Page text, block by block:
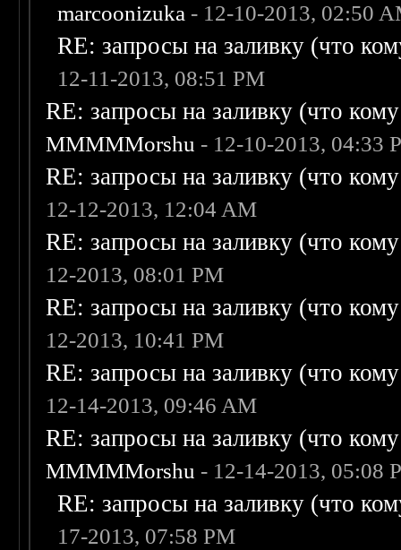
marcoonizuka - 12-10-2013, 02:50
RE: запросы на заливку (что
12-11-2013, 08:51 PM
RE: запросы на заливку (что
MMMMMorshu - 12-10-2013, 04:33
RE: запросы на заливку (что
12-12-2013, 12:04 AM
RE: запросы на заливку (что
12-2013, 08:01 PM
RE: запросы на заливку (что
12-2013, 10:41 PM
RE: запросы на заливку (что
12-14-2013, 09:46 AM
RE: запросы на заливку (что
MMMMMorshu - 12-14-2013, 05:08
RE: запросы на заливку (что
17-2013, 07:58 PM